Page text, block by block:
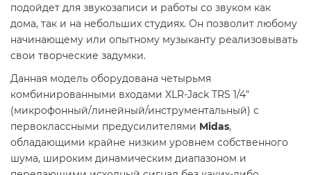
подойдет для звукозаписи и работы со звуком как
дома, так и на небольших студиях. Он позволит любому
начинающему или опытному музыканту реализовывать
свои творческие задумки.
Данная модель оборудована четырьмя
комбинированными входами XLR-Jack TRS 1/4"
(микрофонный/линейный/инструментальный) с
первоклассными предусилителями Midas,
обладающими крайне низким уровнем собственного
шума, широким динамическим диапазоном и